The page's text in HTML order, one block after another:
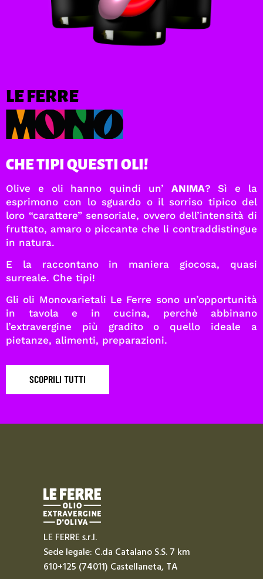
LE FERRE
CHE TIPI QUESTI OLI!
Olive e oli hanno quindi un’ ANIMA? Sì e la
esprimono con lo sguardo o il sorriso tipico del
loro “carattere” sensoriale, ovvero dell’intensità di
fruttato, amaro o piccante che li contraddistingue
in natura.
E la raccontano in maniera giocosa, quasi
surreale. Che tipi!
Gli oli Monovarietali Le Ferre sono un’opportunità
in tavola e in cucina, perchè abbinano
l’extravergine più gradito o quello ideale a
pietanze, alimenti, preparazioni.
SCOPRILI TUTTI
LE FERRE s.r.l.
Sede legale: C.da Catalano S.S. 7 km
610+125 (74011) Castellaneta, TA